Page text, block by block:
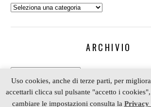
Argomenti:
ARCHIVIO
Archivio
Uso cookies, anche di terze parti, per
accettarli clicca sul pulsante "accetto i
cambiare le impostazioni consulta la Privacy